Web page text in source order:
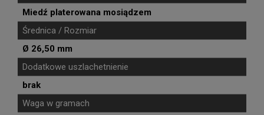
Miedź platerowana mosiądzem
Średnica / Rozmiar
Ø 26,50 mm
Dodatkowe uszlachetnienie
brak
Waga w gramach